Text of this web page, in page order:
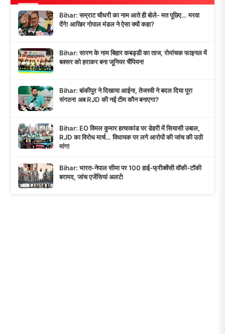
Bihar: सम्राट चौधरी का नाम आते ही बोले- मत पूछिए… मरवा
देंगे! आखिर गोपाल मंडल ने ऐसा क्यों कहा?
Bihar: सारण के नाम बिहार कबड्डी का ताज, रोमांचक फाइनल में
बक्सर को हराकर बना जूनियर चैंपियन!
Bihar: बांकीपुर ने दिखाया आईना, तेजस्वी ने बदल दिया पूरा
संगठन! अब RJD की नई टीम कौन बनाएगा?
Bihar: EO विमल कुमार हत्याकांड पर डेहरी में सियासी उबाल,
RJD का विरोध मार्च… विधायक पर लगे आरोपों की जांच की उठी
मांग!
Bihar: भारत-नेपाल सीमा पर 100 हाई-फ्रीक्वेंसी वॉकी-टॉकी
बरामद, जांच एजेंसियां अलर्ट!